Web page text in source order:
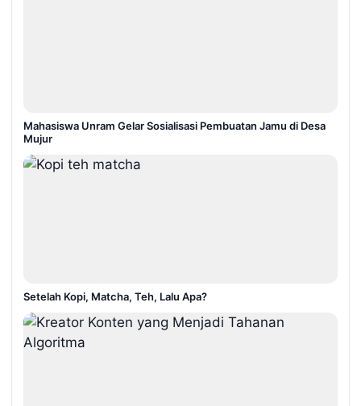
Mahasiswa Unram Gelar Sosialisasi Pembuatan Jamu di Desa
Mujur
Setelah Kopi, Matcha, Teh, Lalu Apa?